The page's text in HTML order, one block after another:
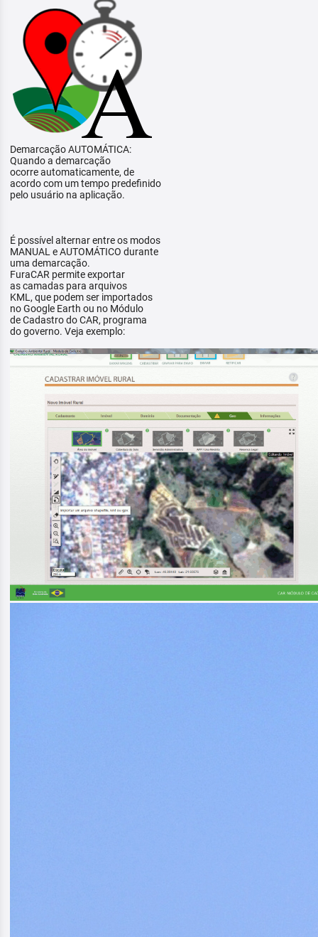
Demarcação AUTOMÁTICA:
Quando a demarcação
ocorre automaticamente, de
acordo com um tempo predefinido
pelo usuário na aplicação.
É possível alternar entre os modos
MANUAL e AUTOMÁTICO durante
uma demarcação.
FuraCAR permite exportar
as camadas para arquivos
KML, que podem ser importados
no Google Earth ou no Módulo
de Cadastro do CAR, programa
do governo. Veja exemplo: